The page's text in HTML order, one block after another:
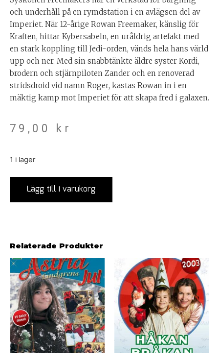
och underhåll på en rymdstation i en avlägsen del av
Imperiet. När 12-årige Rowan Freemaker, känslig för
Kraften, hittar Kybersabeln, en uråldrig artefakt med
en stark koppling till Jedi-orden, vänds hela hans värld
upp och ner. Med sin snabbtänkte äldre syster Kordi,
brodern och stjärnpiloten Zander och en renoverad
stridsdroid vid namn Roger, kastas Rowan in i en
mäktig kamp mot Imperiet för att skapa fred i galaxen.
79,00 kr
1 i lager
Lägg till i varukorg
Relaterade Produkter